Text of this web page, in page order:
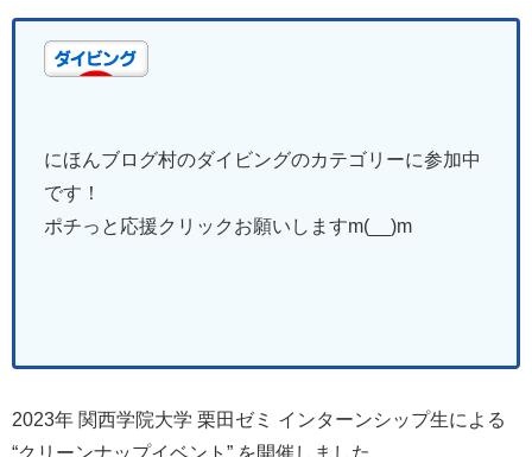
にほんブログ村のダイビングのカテゴリーに参加中
です！
ポチっと応援クリックお願いしますm(__)m
2023年 関西学院大学 栗田ゼミ インターンシップ生による
“クリーンナップイベント” を開催しました。